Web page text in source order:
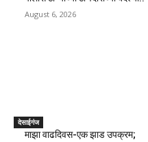
August 6, 2026
देसाईगंज
माझा वाढदिवस-एक झाड उपक्रम;